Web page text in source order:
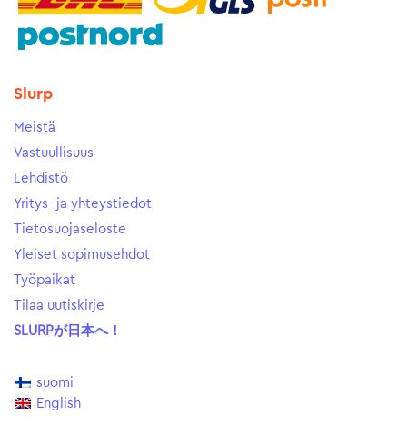
Slurp
Meistä
Vastuullisuus
Lehdistö
Yritys- ja yhteystiedot
Tietosuojaseloste
Yleiset sopimusehdot
Työpaikat
Tilaa uutiskirje
SLURPが日本へ！
suomi
English